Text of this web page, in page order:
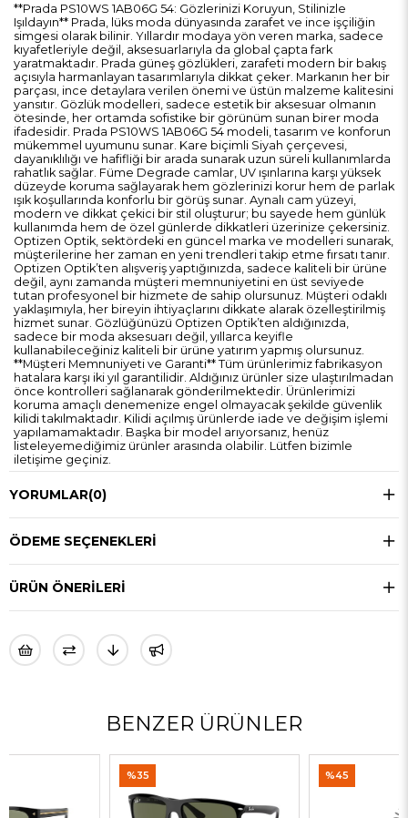
**Prada PS10WS 1AB06G 54: Gözlerinizi Koruyun, Stilinizle
Işıldayın** Prada, lüks moda dünyasında zarafet ve ince işçiliğin
simgesi olarak bilinir. Yıllardır modaya yön veren marka, sadece
kıyafetleriyle değil, aksesuarlarıyla da global çapta fark
yaratmaktadır. Prada güneş gözlükleri, zarafeti modern bir bakış
açısıyla harmanlayan tasarımlarıyla dikkat çeker. Markanın her bir
parçası, ince detaylara verilen önemi ve üstün malzeme kalitesini
yansıtır. Gözlük modelleri, sadece estetik bir aksesuar olmanın
ötesinde, her ortamda sofistike bir görünüm sunan birer moda
ifadesidir. Prada PS10WS 1AB06G 54 modeli, tasarım ve konforun
mükemmel uyumunu sunar. Kare biçimli Siyah çerçevesi,
dayanıklılığı ve hafifliği bir arada sunarak uzun süreli kullanımlarda
rahatlık sağlar. Füme Degrade camlar, UV ışınlarına karşı yüksek
düzeyde koruma sağlayarak hem gözlerinizi korur hem de parlak
ışık koşullarında konforlu bir görüş sunar. Aynalı cam yüzeyi,
modern ve dikkat çekici bir stil oluşturur; bu sayede hem günlük
kullanımda hem de özel günlerde dikkatleri üzerinize çekersiniz.
Optizen Optik, sektördeki en güncel marka ve modelleri sunarak,
müşterilerine her zaman en yeni trendleri takip etme fırsatı tanır.
Optizen Optik’ten alışveriş yaptığınızda, sadece kaliteli bir ürüne
değil, aynı zamanda müşteri memnuniyetini en üst seviyede
tutan profesyonel bir hizmete de sahip olursunuz. Müşteri odaklı
yaklaşımıyla, her bireyin ihtiyaçlarını dikkate alarak özelleştirilmiş
hizmet sunar. Gözlüğünüzü Optizen Optik’ten aldığınızda,
sadece bir moda aksesuarı değil, yıllarca keyifle
kullanabileceğiniz kaliteli bir ürüne yatırım yapmış olursunuz.
**Müşteri Memnuniyeti ve Garanti** Tüm ürünlerimiz fabrikasyon
hatalara karşı iki yıl garantilidir. Aldığınız ürünler size ulaştırılmadan
önce kontrolleri sağlanarak gönderilmektedir. Ürünlerimizi
koruma amaçlı denemenize engel olmayacak şekilde güvenlik
kilidi takılmaktadır. Kilidi açılmış ürünlerde iade ve değişim işlemi
yapılamamaktadır. Başka bir model arıyorsanız, henüz
listeleyemediğimiz ürünler arasında olabilir. Lütfen bizimle
iletişime geçiniz.
YORUMLAR(0)
ÖDEME SEÇENEKLERI
ÜRÜN ÖNERILERI
BENZER ÜRÜNLER